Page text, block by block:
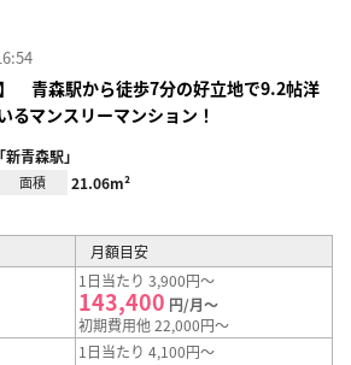
】 青森駅から徒歩7分の好立地で9.2帖洋
マンスリーマンション！
青森駅」
面積 21.06m²
月額目安
1日当たり 3,900円～
143,400 円/月～
初期費用他 22,000円～
1日当たり 4,100円～